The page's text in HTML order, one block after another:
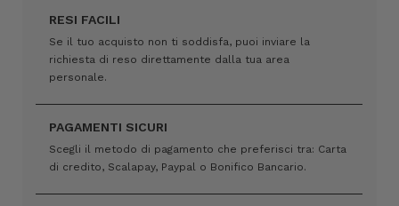
RESI FACILI
Se il tuo acquisto non ti soddisfa, puoi inviare la
richiesta di reso direttamente dalla tua area
personale.
PAGAMENTI SICURI
Scegli il metodo di pagamento che preferisci tra: Carta
di credito, Scalapay, Paypal o Bonifico Bancario.